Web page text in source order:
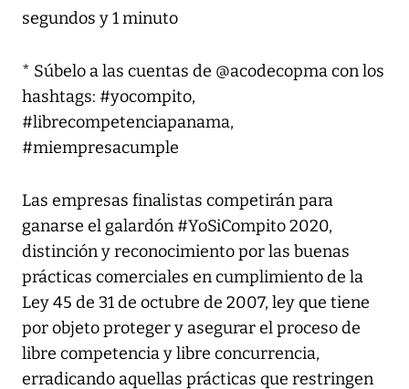
segundos y 1 minuto
* Súbelo a las cuentas de @acodecopma con los
hashtags: #yocompito,
#librecompetenciapanama,
#miempresacumple
Las empresas finalistas competirán para
ganarse el galardón #YoSiCompito 2020,
distinción y reconocimiento por las buenas
prácticas comerciales en cumplimiento de la
Ley 45 de 31 de octubre de 2007, ley que tiene
por objeto proteger y asegurar el proceso de
libre competencia y libre concurrencia,
erradicando aquellas prácticas que restringen